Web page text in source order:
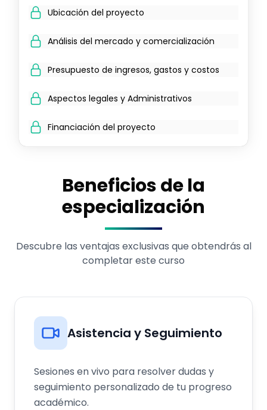
Ubicación del proyecto
Análisis del mercado y comercialización
Presupuesto de ingresos, gastos y costos
Aspectos legales y Administrativos
Financiación del proyecto
Beneficios de la
especialización
Descubre las ventajas exclusivas que obtendrás al
completar este curso
Asistencia y Seguimiento
Sesiones en vivo para resolver dudas y
seguimiento personalizado de tu progreso
académico.